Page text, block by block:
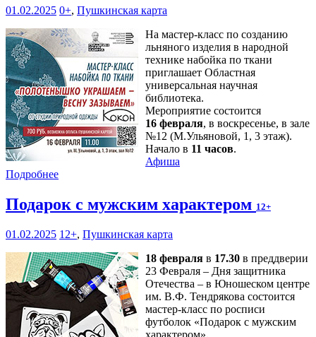
01.02.2025 0+, Пушкинская карта
На мастер-класс по созданию
льняного изделия в народной
технике набойка по ткани
приглашает Областная
универсальная научная
библиотека.
Мероприятие состоится
16 февраля, в воскресенье, в зале
№12 (М.Ульяновой, 1, 3 этаж).
Начало в 11 часов.
Афиша
Подробнее
Подарок с мужским характером 12+
01.02.2025 12+, Пушкинская карта
18 февраля в 17.30 в преддверии
23 Февраля – Дня защитника
Отечества – в Юношеском центре
им. В.Ф. Тендрякова состоится
мастер-класс по росписи
футболок «Подарок с мужским
характером».